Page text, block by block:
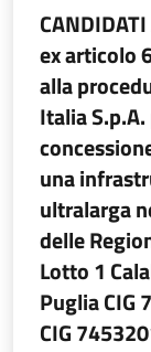
ex articolo
alla
Italia
una
ultralarga
delle
Lotto 1
Puglia CIG
CIG